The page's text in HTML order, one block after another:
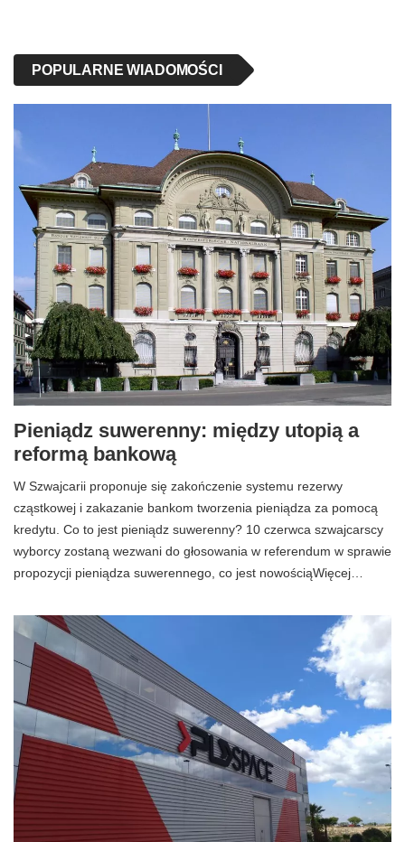
POPULARNE WIADOMOŚCI
Pieniądz suwerenny: między utopią a
reformą bankową
W Szwajcarii proponuje się zakończenie systemu rezerwy
cząstkowej i zakazanie bankom tworzenia pieniądza za pomocą
kredytu. Co to jest pieniądz suwerenny? 10 czerwca szwajcarscy
wyborcy zostaną wezwani do głosowania w referendum w sprawie
propozycji pieniądza suwerennego, co jest nowościąWięcej…